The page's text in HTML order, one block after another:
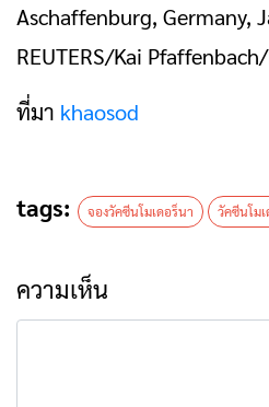
Aschaffenburg, Germany,
REUTERS/Kai
ที่มา khaosod
tags: จองวัคซีนโมเดอร็นา วัคซีนโม
ความเห็น